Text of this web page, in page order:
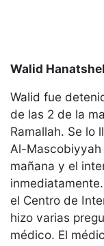
Walid
Walid fue
de las 2 de la
Ramallah. Se lo
Al-
mañana y el
el Centro de
hizo varias
médico. El